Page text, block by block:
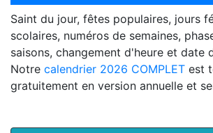
Saint du jour, fêtes populaires, jours
scolaires, numéros de semaines,
saisons, changement d'heure et date
Notre calendrier 2026 COMPLET est
gratuitement en version annuelle et